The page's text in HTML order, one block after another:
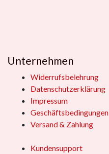
Unternehmen
Widerrufsbelehrung
Datenschutzerklärung
Impressum
Geschäftsbedingungen
Versand & Zahlung
Kundensupport